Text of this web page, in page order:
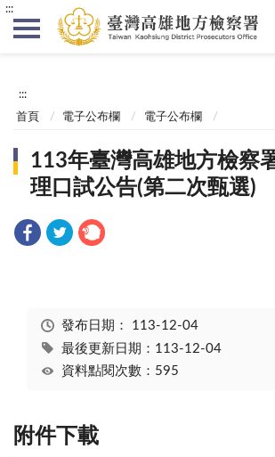
:::
:::
首頁 電子公布欄 電子公布欄
113年臺灣高雄地方檢察
理口試公告(第二次甄選)
發布日期： 113-12-04
最後更新日期：113-12-04
資料點閱次數：595
附件下載